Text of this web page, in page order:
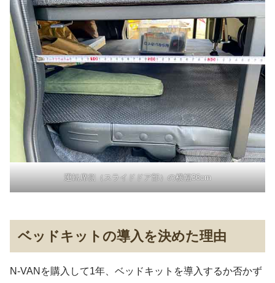
運転席側（スライドドア部）の横幅36cm
ベッドキットの導入を決めた理由
N-VANを購入して1年、ベッドキットを導入するか否かず